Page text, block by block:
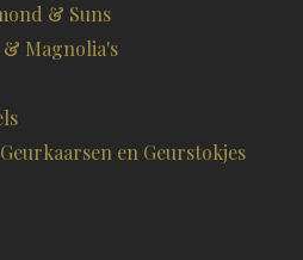
& Suns
& Magnolia's
en Geurstokjes